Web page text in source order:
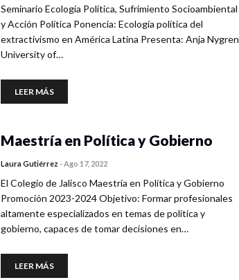
Seminario Ecología Política, Sufrimiento Socioambiental
y Acción Política Ponencia: Ecología política del
extractivismo en América Latina Presenta: Anja Nygren
University of…
LEER MÁS
Maestría en Política y Gobierno
Laura Gutiérrez -Ago 17, 2022
El Colegio de Jalisco Maestría en Política y Gobierno
Promoción 2023-2024 Objetivo: Formar profesionales
altamente especializados en temas de política y
gobierno, capaces de tomar decisiones en…
LEER MÁS